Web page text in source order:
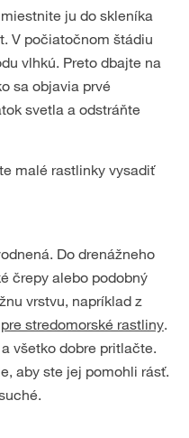
ju do skleníka
V počiatočnom štádiu
vlhkú. Preto dbajte na
sa objavia prvé
svetla a odstráňte
malé rastlinky vysadiť
Do drenážneho
črepy alebo podobný
vrstvu, napríklad z
stredomorské rastliny.
všetko dobre pritlačte.
aby ste jej pomohli rásť.